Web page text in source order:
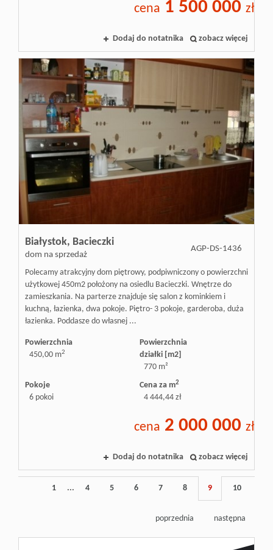
cena 1 500 000 zł
Dodaj do notatnika zobacz więcej
Białystok, Bacieczki
dom na sprzedaż
AGP-DS-1436
Polecamy atrakcyjny dom piętrowy, podpiwniczony o powierzchni
użytkowej 450m2 położony na osiedlu Bacieczki. Wnętrze do
zamieszkania. Na parterze znajduje się salon z kominkiem i
kuchną, łazienka, dwa pokoje. Piętro- 3 pokoje, garderoba, duża
łazienka. Poddasze do własnej ...
Powierzchnia
450,00 m2
Powierzchnia
działki [m2]
770 m²
Pokoje
6 pokoi
Cena za m2
4 444,44 zł
cena 2 000 000 zł
Dodaj do notatnika zobacz więcej
1 ... 4 5 6 7 8 9 10
poprzednia następna